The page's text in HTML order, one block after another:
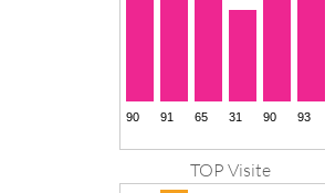
TOP Visite